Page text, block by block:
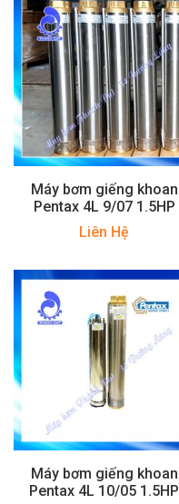
Máy bơm giếng khoan
Pentax 4L 9/07 1.5HP
Liên Hệ
Máy bơm giếng khoan
Pentax 4L 10/05 1.5HP